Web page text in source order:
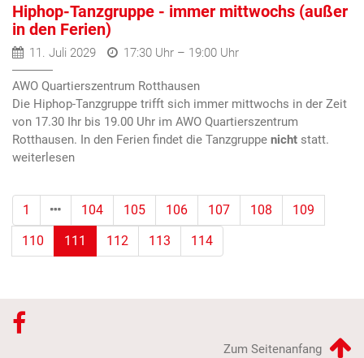
Hiphop-Tanzgruppe - immer mittwochs (außer
in den Ferien)
11. Juli 2029 17:30 Uhr – 19:00 Uhr
AWO Quartierszentrum Rotthausen
Die Hiphop-Tanzgruppe trifft sich immer mittwochs in der Zeit
von 17.30 Ihr bis 19.00 Uhr im AWO Quartierszentrum
Rotthausen. In den Ferien findet die Tanzgruppe nicht statt.
1 104 105 106 107 108
109
110
111 (Standort)
112 113 114
Zum Seitenanfang